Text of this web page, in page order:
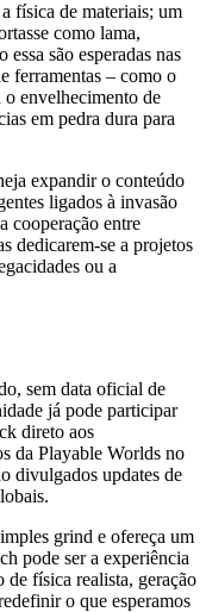
física de materiais; um
como lama,
são esperadas nas
ferramentas – como o
o envelhecimento de
em pedra dura para
expandir o conteúdo
ligados à invasão
cooperação entre
dedicarem-se a projetos
ou a
sem data oficial de
já pode participar
direto aos
da Playable Worlds no
divulgados updates de
grind e ofereça um
pode ser a experiência
física realista, geração
o que esperamos